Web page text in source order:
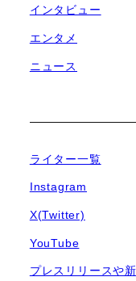
インタビュー
エンタメ
ニュース
ライター一覧
Instagram
X(Twitter)
YouTube
プレスリリースや